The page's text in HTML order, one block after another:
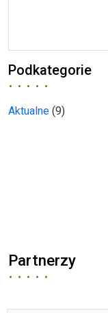
Podkategorie
Aktualne (9)
Partnerzy